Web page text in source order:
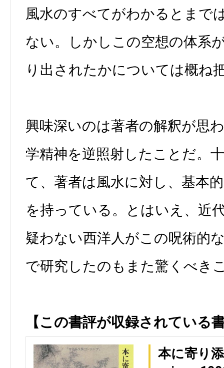
風水のすべてがわかるとまで
ない。しかしこの空想の体系
り出されたかについては概ね
興味深いのは著者の解釈が思
学精神を逆照射したことだ。
て、著者は風水に対し、基本
を持っている。とはいえ、近
疑わない西洋人がこの呪術的
で研究したのもまた驚くべき
【この書評が収録されている
本に寄り